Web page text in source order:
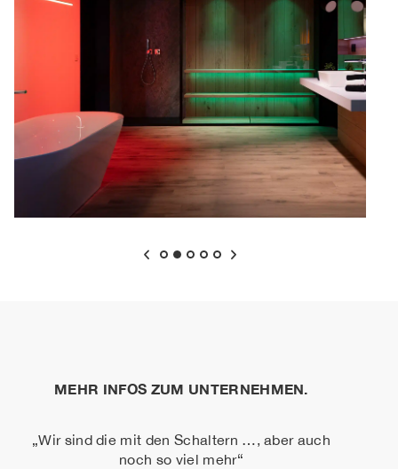
MEHR INFOS ZUM UNTERNEHMEN.
„Wir sind die mit den Schaltern …, aber auch
noch so viel mehr“